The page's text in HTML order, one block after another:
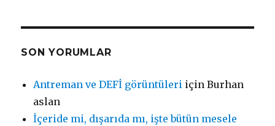
SON YORUMLAR
Antreman ve DEFİ görüntüleri içinBurhan
aslan
İçeride mi, dışarıda mı, işte bütün mesele